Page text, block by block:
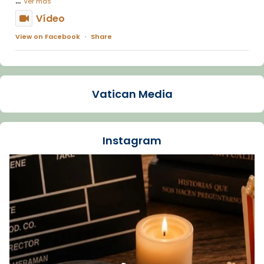
Vídeo
View on Facebook · Share
Arquebisbat de Barcelona
La Carmina va patir depressió. Fa gairebé
dos mesos, a l'Estadi Lluís Companys, la
Recupera l'entrevista comp
Vatican
tican News 👇
www.vaticannews.va/es/iglesia/news/2026-
07/carmina-historia-depresion-papa-viaje-
espana-testimoni...
Foto
Vatican Media
Instagram